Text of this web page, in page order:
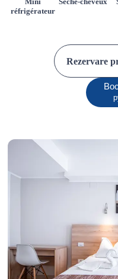
réfrigérateur
Rezervare